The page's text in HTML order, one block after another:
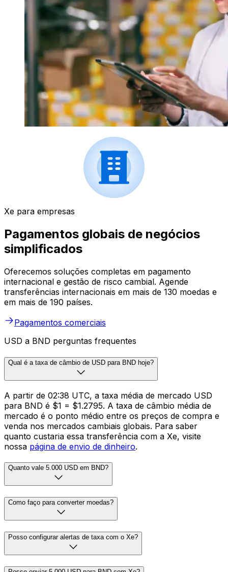
Xe para empresas
Pagamentos globais de negócios
simplificados
Oferecemos soluções completas em pagamento
internacional e gestão de risco cambial. Agende
transferências internacionais em mais de 130 moedas e
em mais de 190 países.
Pagamentos comerciais
USD a BND perguntas frequentes
Qual é a taxa de câmbio de USD para BND hoje?
A partir de 02:38 UTC, a taxa média de mercado USD
para BND é $1 = $1.2795. A taxa de câmbio média de
mercado é o ponto médio entre os preços de compra e
venda nos mercados cambiais globais. Para saber
quanto custaria essa transferência com a Xe, visite
nossa página de envio de dinheiro.
Quanto vale 5.000 USD em BND?
Como faço para converter moedas?
Posso configurar alertas de taxa com o Xe?